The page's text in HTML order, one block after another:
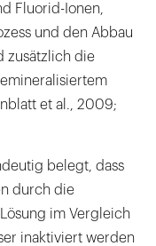
Fluorid-Ionen,
und den Abbau
zusätzlich die
et al., 2009;
belegt, dass
durch die
im Vergleich
inaktiviert werden